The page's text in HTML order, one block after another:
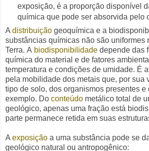
exposição, é a proporção disponível
química que pode ser absorvida pelo
Adistribuição geoquímica e a
substâncias químicas não são uniformes
Terra. A biodisponibilidade depende das
química do material e de fatores
temperatura e condições de umidade. É
pela mobilidade dos metais que, por sua
tipo de solo, dos organismos presentes e
exemplo. Do conteúdo metálico total de
geológico, apenas uma fração está
parte permanece retida em suas
Aexposição a uma substância pode se
geológico natural ou antropogênico: